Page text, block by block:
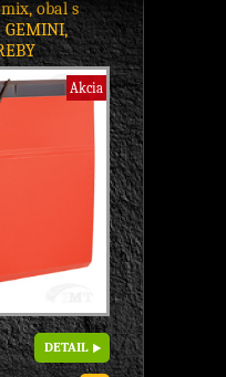
obal s
Akcia
DETAIL